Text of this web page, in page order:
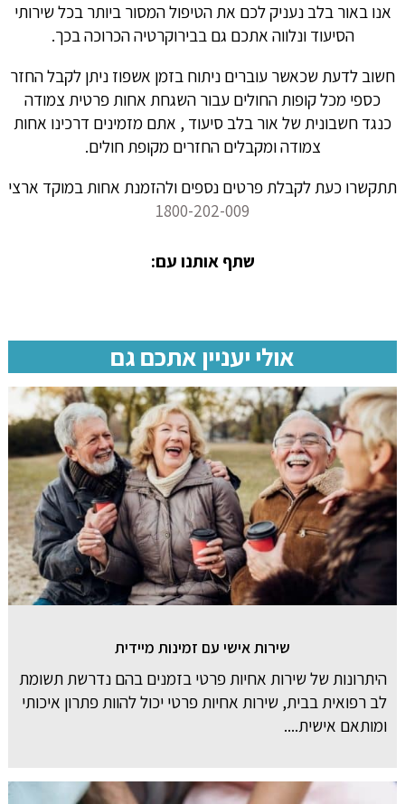
אנו באור בלב נעניק לכם את הטיפול המסור ביותר בכל שירותי
הסיעוד ונלווה אתכם גם בבירוקרטיה הכרוכה בכך.
חשוב לדעת שכאשר עוברים ניתוח בזמן אשפוז ניתן לקבל החזר
כספי מכל קופות החולים עבור השגחת אחות פרטית צמודה
כנגד חשבונית של אור בלב סיעוד , אתם מזמינים דרכינו אחות
צמודה ומקבלים החזרים מקופת חולים.
תתקשרו כעת לקבלת פרטים נספים ולהזמנת אחות במוקד ארצי
1800-202-009
שתף אותנו עם:
אולי יעניין אתכם גם
שירות אישי עם זמינות מיידית
היתרונות של שירות אחיות פרטי בזמנים בהם נדרשת תשומת
לב רפואית בבית, שירות אחיות פרטי יכול להוות פתרון איכותי
ומותאם אישית....